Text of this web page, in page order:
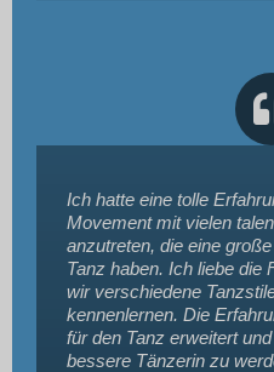
Ich hatte eine tolle
Movement mit vielen
anzutreten, die eine
Tanz haben. Ich liebe die
wir verschiedene
kennenlernen. Die
für den Tanz erweitert
bessere Tänzerin zu